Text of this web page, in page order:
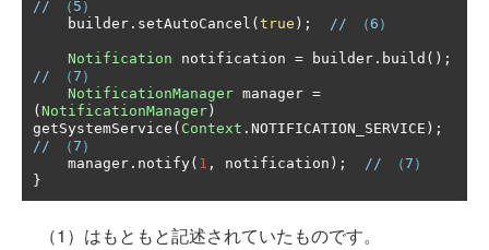
// （5）
    builder
. setAutoCancel ( true ); // （6）
Notification notification = builder . build ();
// （7）
NotificationManager manager =
( NotificationManager )
getSystemService ( Context . NOTIFICATION_SERVICE );
// （7）
    manager
. notify( 1 , notification );
// （7）
}
（1）はもともと記述されていたものです。